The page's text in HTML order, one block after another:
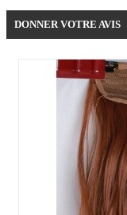
DONNER VOTRE AVIS